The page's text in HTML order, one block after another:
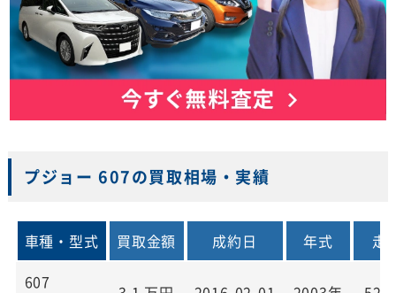
プジョー 607の買取相場・実績
車種・型式 買取金額 成約日 年式
走
607